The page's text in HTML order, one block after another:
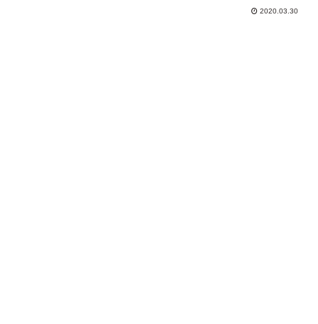
と準備するのは少し大変ですよね。実は
しらすは、冷凍保存が出来る食材なんで
2020.03.30